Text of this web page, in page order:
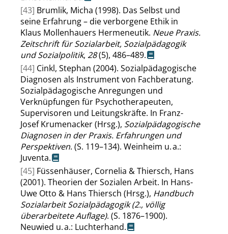
[43] Brumlik, Micha (1998). Das Selbst und
seine Erfahrung – die verborgene Ethik in
Klaus Mollenhauers Hermeneutik. Neue Praxis.
Zeitschrift für Sozialarbeit, Sozialpädagogik
und Sozialpolitik, 28(5), 486–489.
[44] Cinkl, Stephan (2004). Sozialpädagogische
Diagnosen als Instrument von Fachberatung.
Sozialpädagogische Anregungen und
Verknüpfungen für Psychotherapeuten,
Supervisoren und Leitungskräfte. In Franz-
Josef Krumenacker (Hrsg.), Sozialpädagogische
Diagnosen in der Praxis. Erfahrungen und
Perspektiven. (S. 119–134). Weinheim u. a.:
Juventa.
[45] Füssenhäuser, Cornelia & Thiersch, Hans
(2001). Theorien der Sozialen Arbeit. In Hans-
Uwe Otto & Hans Thiersch (Hrsg.), Handbuch
Sozialarbeit Sozialpädagogik (2., völlig
überarbeitete Auflage). (S. 1876–1900).
Neuwied u. a.: Luchterhand.